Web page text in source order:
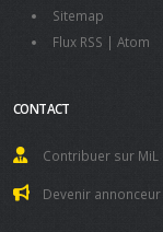
Sitemap
Flux RSS | Atom
CONTACT
Contribuer sur MiL
Devenir annonceur